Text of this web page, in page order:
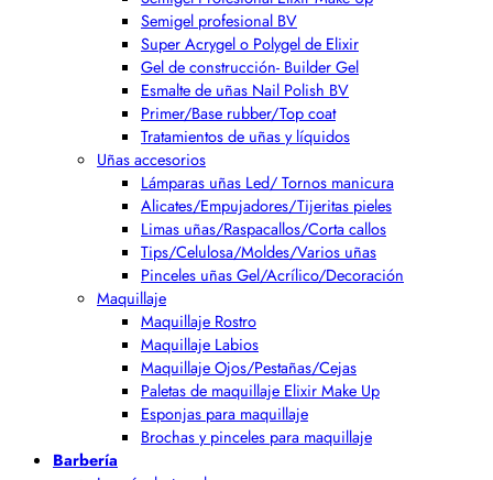
Semigel profesional BV
Super Acrygel o Polygel de Elixir
Gel de construcción- Builder Gel
Esmalte de uñas Nail Polish BV
Primer/Base rubber/Top coat
Tratamientos de uñas y líquidos
Uñas accesorios
Lámparas uñas Led/ Tornos manicura
Alicates/Empujadores/Tijeritas pieles
Limas uñas/Raspacallos/Corta callos
Tips/Celulosa/Moldes/Varios uñas
Pinceles uñas Gel/Acrílico/Decoración
Maquillaje
Maquillaje Rostro
Maquillaje Labios
Maquillaje Ojos/Pestañas/Cejas
Paletas de maquillaje Elixir Make Up
Esponjas para maquillaje
Brochas y pinceles para maquillaje
Barbería